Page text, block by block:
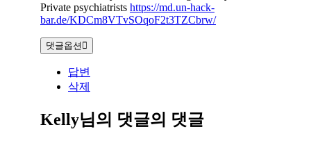
Private psychiatrists https://md.un-hack-
bar.de/KDCm8VTvSOqoF2t3TZCbrw/
댓글옵션
답변
삭제
Kelly님의 댓글의 댓글